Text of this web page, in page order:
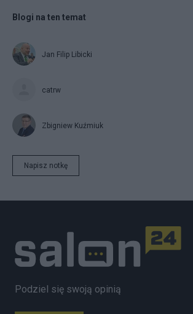
Blogi na ten temat
Jan Filip Libicki
catrw
Zbigniew Kuźmiuk
Napisz notkę
Podziel się swoją opinią